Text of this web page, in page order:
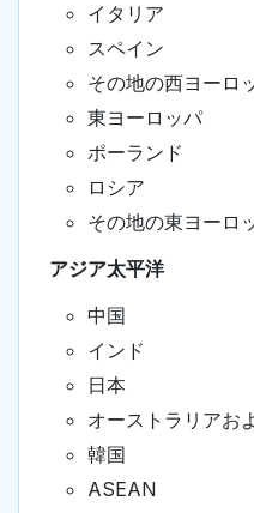
イタリア
スペイン
その地の西ヨーロ
東ヨーロッパ
ポーランド
ロシア
その地の東ヨーロ
アジア太平洋
中国
インド
日本
オーストラリアお
韓国
ASEAN